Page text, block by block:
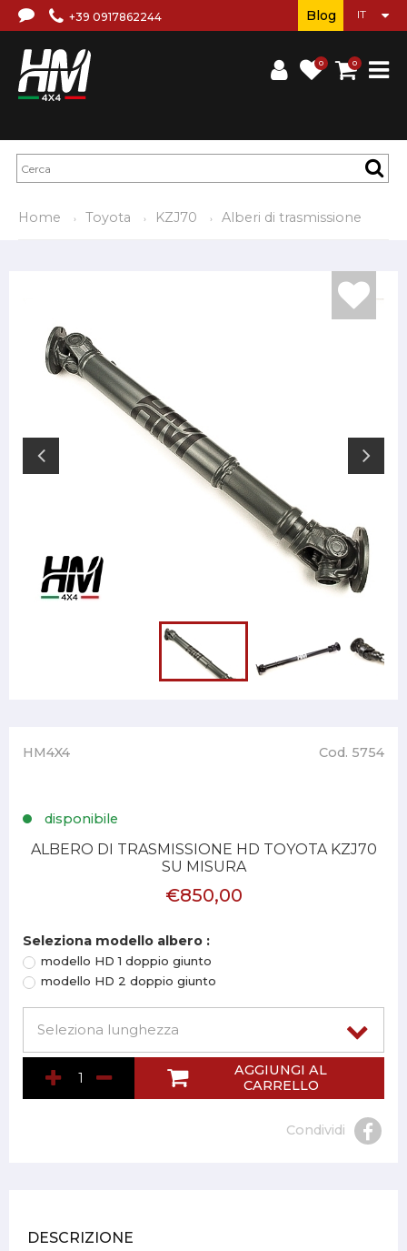
+39 0917862244
0 0
Blog
Home Toyota KZJ70 Alberi di trasmissione
HM4X4 Cod. 5754
disponibile
ALBERO DI TRASMISSIONE HD TOYOTA KZJ70
SU MISURA
€850,00
Seleziona modello albero :
modello HD 1 doppio giunto
modello HD 2 doppio giunto
AGGIUNGI AL
CARRELLO
Condividi
DESCRIZIONE